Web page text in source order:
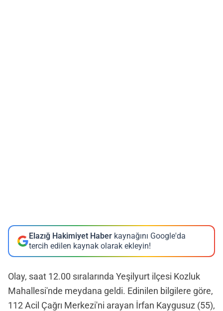
Elazığ Hakimiyet Haber kaynağını Google'da
tercih edilen kaynak olarak ekleyin!
Olay, saat 12.00 sıralarında Yeşilyurt ilçesi Kozluk
Mahallesi'nde meydana geldi. Edinilen bilgilere göre,
112 Acil Çağrı Merkezi'ni arayan İrfan Kaygusuz (55),